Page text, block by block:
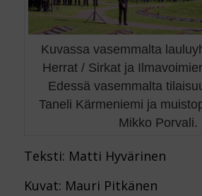
Kuvassa vasemmalta
Herrat / Sirkat ja
Edessä vasemmalta
Taneli Kärmeniemi ja
Mikko Porvali.
Teksti: Matti Hyvärinen
Kuvat: Mauri Pitkänen